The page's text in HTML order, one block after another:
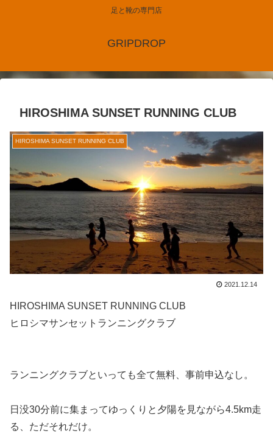
足と靴の専門店
GRIPDROP
HIROSHIMA SUNSET RUNNING CLUB
HIROSHIMA SUNSET RUNNING CLUB
2021.12.14
HIROSHIMA SUNSET RUNNING CLUB
ヒロシマサンセットランニングクラブ
ランニングクラブといっても全て無料、事前申込なし。
日没30分前に集まってゆっくりと夕陽を見ながら4.5km走
る、ただそれだけ。